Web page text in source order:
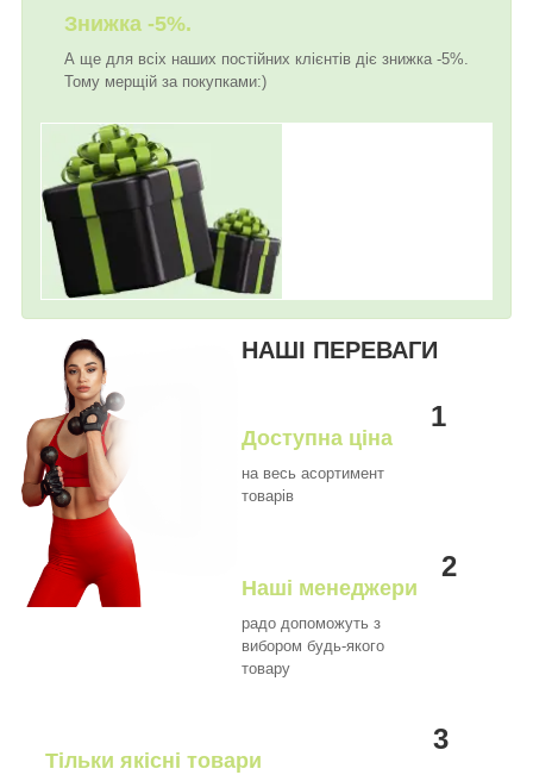
Знижка -5%.
А ще для всіх наших постійних клієнтів діє знижка -5%.
Тому мерщій за покупками:)
НАШІ ПЕРЕВАГИ
1
Доступна ціна
на весь асортимент
товарів
2
Наші менеджери
радо допоможуть з
вибором будь-якого
товару
3
Тільки якісні товари